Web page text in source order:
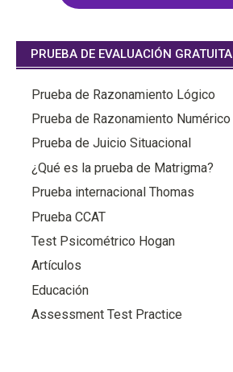
PRUEBA DE EVALUACIÓN GRATUITA
Prueba de Razonamiento Lógico
Prueba de Razonamiento Numérico
Prueba de Juicio Situacional
¿Qué es la prueba de Matrigma?
Prueba internacional Thomas
Prueba CCAT
Test Psicométrico Hogan
Artículos
Educación
Assessment Test Practice